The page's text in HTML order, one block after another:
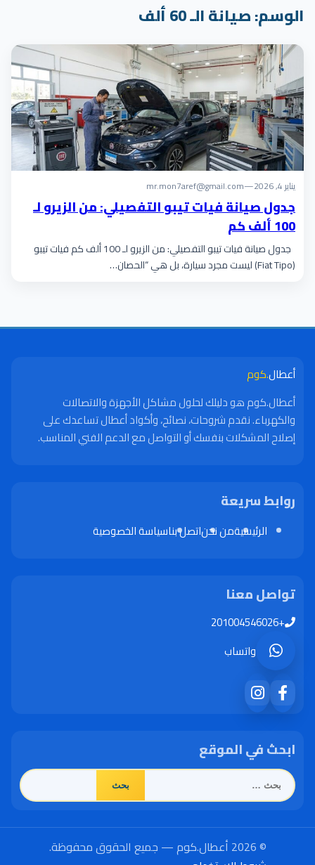
الوسم:صيانة الـ 60 ألف
يناير 4, 2026 —
mr.mon7aref@gmail.com
جدول صيانة فيات تيبو التفصيلي: من الزيرو لـ
100 ألف كم
جدول صيانة فيات تيبو التفصيلي: من الزيرو لـ 100 ألف كم فيات تيبو
(Fiat Tipo) ليست مجرد سيارة، بل هي “الحصان…
أعطال.كوم
أعطال.كوم هو دليلك لحلول مشاكل الأجهزة والاتصالات
والكهرباء. نقدم شروحات، نصائح، وأكواد أعطال تساعدك على
إصلاح المشكلات بنفسك أو التواصل مع الدعم الفني المناسب.
روابط سريعة
الرئيسيةمن نحناتصل بناسياسة الخصوصية
تواصل معنا
+201004546026
واتساب
ابحث في الموقع
البحث
عن:
© 2026 أعطال.كوم — جميع الحقوق محفوظة.